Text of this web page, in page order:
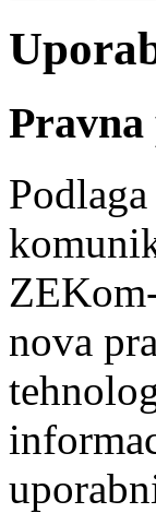
Pravna
nova